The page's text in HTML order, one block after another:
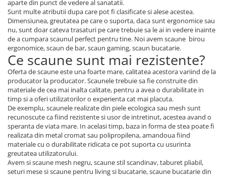
aparte din punct de vedere al sanatatii.
Sunt multe atributii dupa care pot fi clasificate si alese acestea.
Dimensiunea, greutatea pe care o suporta, daca sunt ergonomice sau
nu, sunt doar cateva trasaturi pe care trebuie sa le ai in vedere inainte
de a cumpara scaunul perfect pentru tine. Noi avem scaune birou
ergonomice, scaun de bar, scaun gaming, scaun bucatarie.
Ce scaune sunt mai rezistente?
Oferta de scaune este una foarte mare, calitatea acestora variind de la
producator la producator. Scaunele trebuie sa fie construite din
materiale de cea mai inalta calitate, pentru a avea o durabilitate in
timp si a oferi utilizatorilor o experienta cat mai placuta.
De exemplu, scaunele realizate din piele ecologica sau mesh sunt
recunoscute ca fiind rezistente si usor de intretinut, acestea avand o
speranta de viata mare. In acelasi timp, baza in forma de stea poate fi
realizata din metal cromat sau polipropilena, amandoua fiind
materiale cu o durabilitate ridicata ce pot suporta cu usurinta
greutatea utilizatorului.
Avem si scaune mesh negru, scaune stil scandinav, taburet pliabil,
seturi mese si scaune pentru living si bucatarie, scaune bucatarie din